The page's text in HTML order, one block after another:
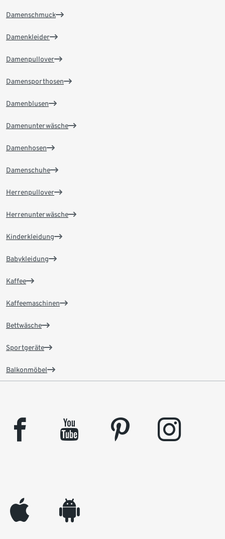
Damenschmuck
Damenkleider
Damenpullover
Damensporthosen
Damenblusen
Damenunterwäsche
Damenhosen
Damenschuhe
Herrenpullover
Herrenunterwäsche
Kinderkleidung
Babykleidung
Kaffee
Kaffeemaschinen
Bettwäsche
Sportgeräte
Balkonmöbel
facebook youtube pinterest instagram
appleinc android